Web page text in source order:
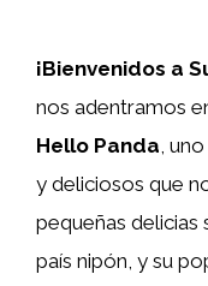
¡Bienvenidos a
nos adentramos
Hello Panda,
y deliciosos que
pequeñas
país nipón, y su